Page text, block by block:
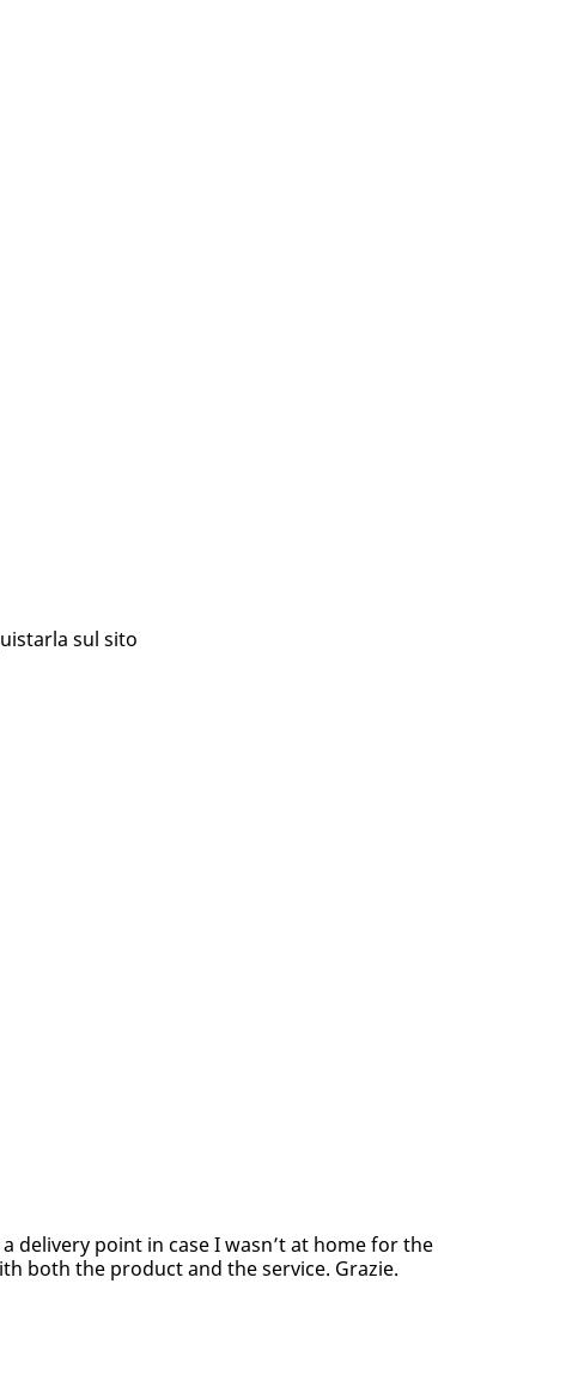
sul sito
delivery point in case I wasn’t at home for the
both the product and the service. Grazie.